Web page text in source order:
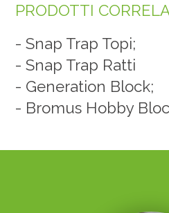
PRODOTTI
-Snap Trap Topi;
-Snap Trap Ratti
- Generation Block;
- Bromus Hobby